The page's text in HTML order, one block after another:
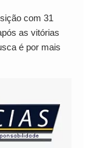
com 31
as vitórias
é por mais